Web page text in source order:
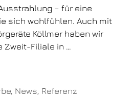
– für eine
sich wohlfühlen. Auch mit
Köllmer haben wir
Zweit-Filiale in …
, News, Referenz